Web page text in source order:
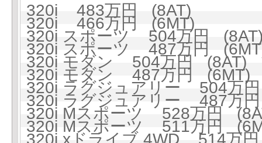
320i 483万円 (8AT)
320i 466万円 (6MT)
320i スポーツ 504万円
320i スポーツ 487万円
320i モダン 504万円 (8AT)
320i モダン 487万円 (6MT)
320i ラグジュアリー 504万
320i ラグジュアリー 487万
320i Mスポーツ 528万円
320i Mスポーツ 511万円
320i xドライブ 4WD 514万